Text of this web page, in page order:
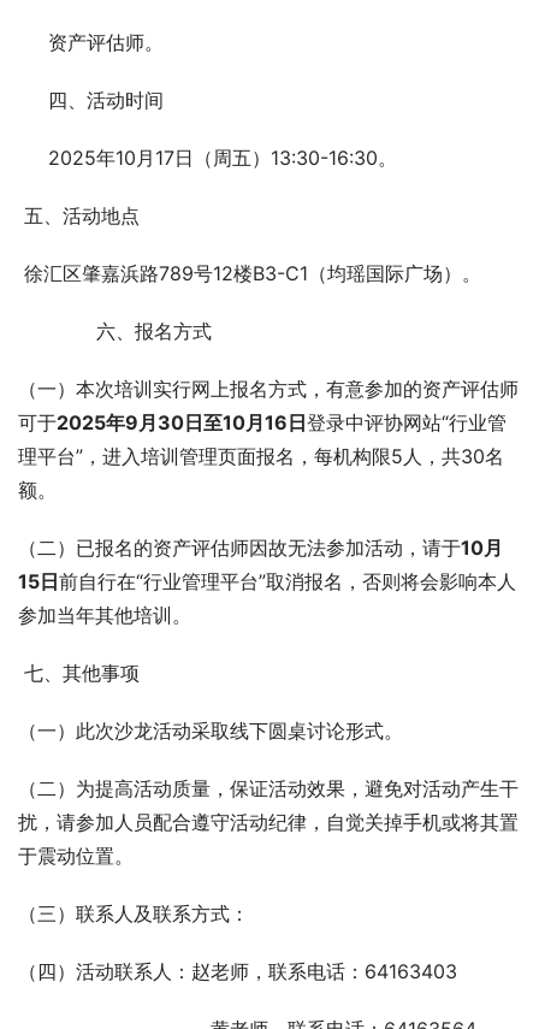
资产评估师。
四、活动时间
2025年10月17日（周五）13:30-16:30。
五、活动地点
徐汇区肇嘉浜路789号12楼B3-C1（均瑶国际广场）。
六、报名方式
（一）本次培训实行网上报名方式，有意参加的资产评估师
可于2025年9月30日至10月16日登录中评协网站“行业管
理平台”，进入培训管理页面报名，每机构限5人，共30名
额。
（二）已报名的资产评估师因故无法参加活动，请于10月
15日前自行在“行业管理平台”取消报名，否则将会影响本人
参加当年其他培训。
七、其他事项
（一）此次沙龙活动采取线下圆桌讨论形式。
（二）为提高活动质量，保证活动效果，避免对活动产生干
扰，请参加人员配合遵守活动纪律，自觉关掉手机或将其置
于震动位置。
（三）联系人及联系方式：
（四）活动联系人：赵老师，联系电话：64163403